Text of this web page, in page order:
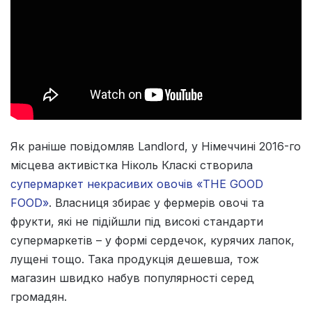
Як раніше повідомляв Landlord, у Німеччині 2016-го
місцева активістка Ніколь Класкі створила
супермаркет некрасивих овочів «THE GOOD
FOOD». Власниця збирає у фермерів овочі та
фрукти, які не підійшли під високі стандарти
супермаркетів – у формі сердечок, курячих лапок,
лущені тощо. Така продукція дешевша, тож
магазин швидко набув популярності серед
громадян.